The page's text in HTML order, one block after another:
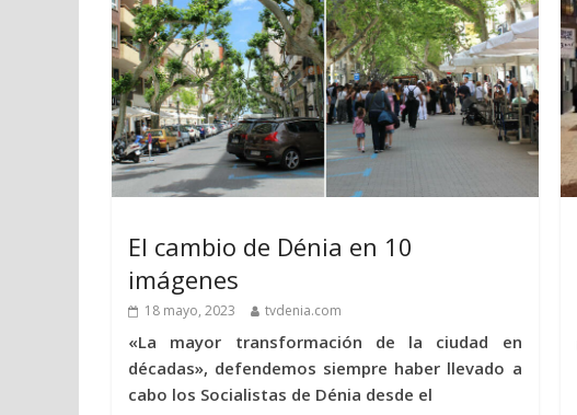
El cambio de Dénia en 10
imágenes
18 mayo, 2023 tvdenia.com
«La mayor transformación de la ciudad en
décadas», defendemos siempre haber llevado a
cabo los Socialistas de Dénia desde el